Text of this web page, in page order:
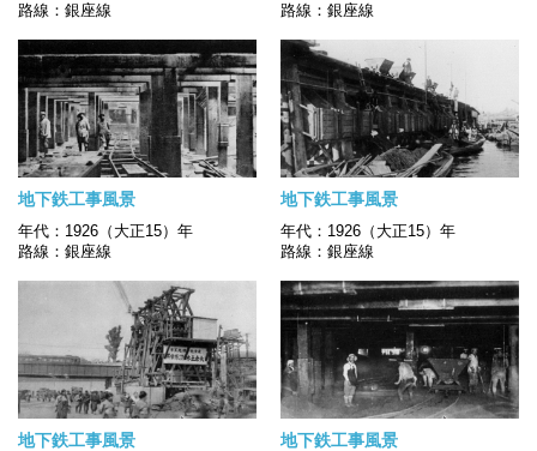
路線：銀座線
路線：銀座線
地下鉄工事風景
年代：1926（大正15）年
路線：銀座線
地下鉄工事風景
年代：1926（大正15）年
路線：銀座線
地下鉄工事風景 地下鉄工事風景